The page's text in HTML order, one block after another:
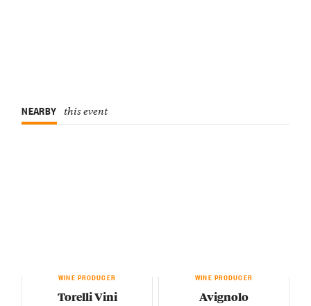
NEARBY this event
WINE PRODUCER
Torelli Vini
WINE PRODUCER
Avignolo